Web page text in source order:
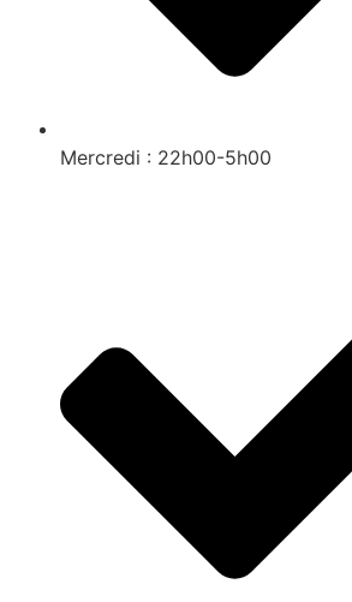
Mercredi : 22h00-5h00